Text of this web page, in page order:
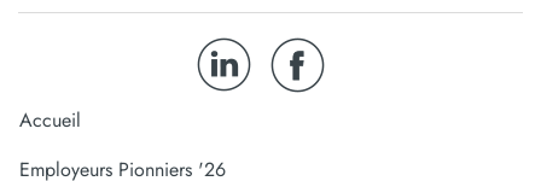
Accueil
Employeurs Pionniers '26